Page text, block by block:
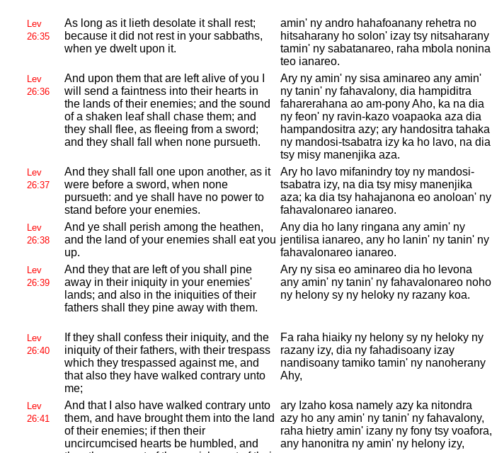
Lev
26:35
As long as it lieth desolate it shall rest;
because it did not rest in your sabbaths,
when ye dwelt upon it.
amin' ny andro hahafoanany rehetra no
hitsaharany ho solon' izay tsy nitsaharany
tamin' ny sabatanareo, raha mbola nonina
teo ianareo.
Lev
26:36
And upon them that are left alive of you I
will send a faintness into their hearts in
the lands of their enemies; and the sound
of a shaken leaf shall chase them; and
they shall flee, as fleeing from a sword;
and they shall fall when none pursueth.
Ary ny amin' ny sisa aminareo any amin'
ny tanin' ny fahavalony, dia hampiditra
faharerahana ao am-pony Aho, ka na dia
ny feon' ny ravin-kazo voapaoka aza dia
hampandositra azy; ary handositra tahaka
ny mandosi-tsabatra izy ka ho lavo, na dia
tsy misy manenjika aza.
Lev
26:37
And they shall fall one upon another, as it
were before a sword, when none
pursueth: and ye shall have no power to
stand before your enemies.
Ary ho lavo mifanindry toy ny mandosi-
tsabatra izy, na dia tsy misy manenjika
aza; ka dia tsy hahajanona eo anoloan' ny
fahavalonareo ianareo.
Lev
26:38
And ye shall perish among the heathen,
and the land of your enemies shall eat you
up.
Any dia ho lany ringana any amin' ny
jentilisa ianareo, any ho lanin' ny tanin' ny
fahavalonareo ianareo.
Lev
26:39
And they that are left of you shall pine
away in their iniquity in your enemies'
lands; and also in the iniquities of their
fathers shall they pine away with them.
Ary ny sisa eo aminareo dia ho levona
any amin' ny tanin' ny fahavalonareo noho
ny helony sy ny heloky ny razany koa.
Lev
26:40
If they shall confess their iniquity, and the
iniquity of their fathers, with their trespass
which they trespassed against me, and
that also they have walked contrary unto
me;
Fa raha hiaiky ny helony sy ny heloky ny
razany izy, dia ny fahadisoany izay
nandisoany tamiko tamin' ny nanoherany
Ahy,
Lev
26:41
And that I also have walked contrary unto
them, and have brought them into the land
of their enemies; if then their
uncircumcised hearts be humbled, and
ary Izaho kosa namely azy ka nitondra
azy ho any amin' ny tanin' ny fahavalony,
raha hietry amin' izany ny fony tsy voafora,
any hanonitra ny amin' ny helony izy,